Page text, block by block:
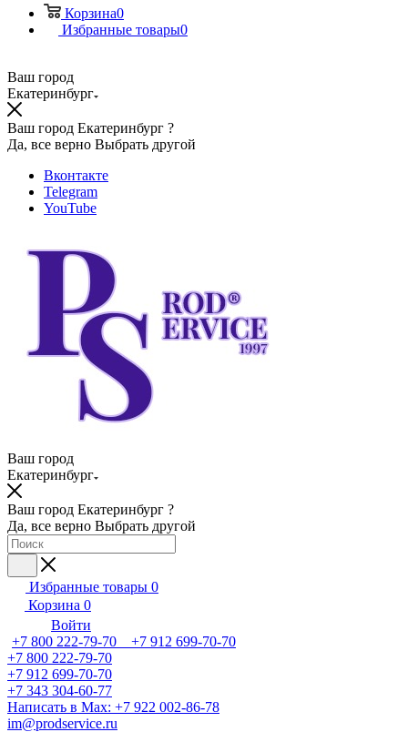
Корзина0
Избранные товары0
Ваш город
Екатеринбург
Ваш город Екатеринбург ?
Да, все верно Выбрать другой
Вконтакте
Telegram
YouTube
Ваш город
Екатеринбург
Ваш город Екатеринбург ?
Да, все верно Выбрать другой
Избранные товары 0
Корзина 0
Войти
+7 800 222-79-70 +7 912 699-70-70
+7 800 222-79-70
+7 912 699-70-70
+7 343 304-60-77
Написать в Max: +7 922 002-86-78
im@prodservice.ru